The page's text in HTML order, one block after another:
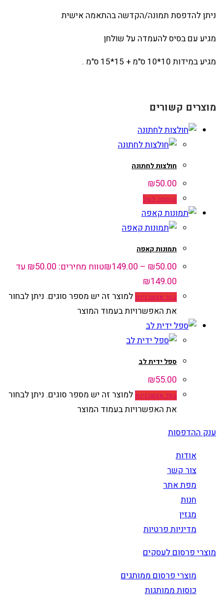
ניתן להדפסת תמונה/הקדשה בהתאמה אישית
מגיע עם בסיס להעמדה על שולחן
מגיע במידות 10*10 ס"מ + 15*15 ס"מ .
מוצרים קשורים
חולצות לחתונה
₪50.00
הוספה לסל
תמונות קאפה
₪50.00
–
₪149.00
טווח מחירים: ⁦₪50.00⁩ עד
בחר אפשרויות למוצר זה יש מספר סוגים. ניתן לבחור
את האפשרויות בעמוד המוצר
ספל ידית לב
₪55.00
בחר אפשרויות למוצר זה יש מספר סוגים. ניתן לבחור
את האפשרויות בעמוד המוצר
ענק ההדפסות
אודות
צור קשר
מפת אתר
חנות
מגזין
מדיניות פרטיות
מוצרי פרסום לעסקים
מוצרי פרסום ממותגים
כוסות ממותגות